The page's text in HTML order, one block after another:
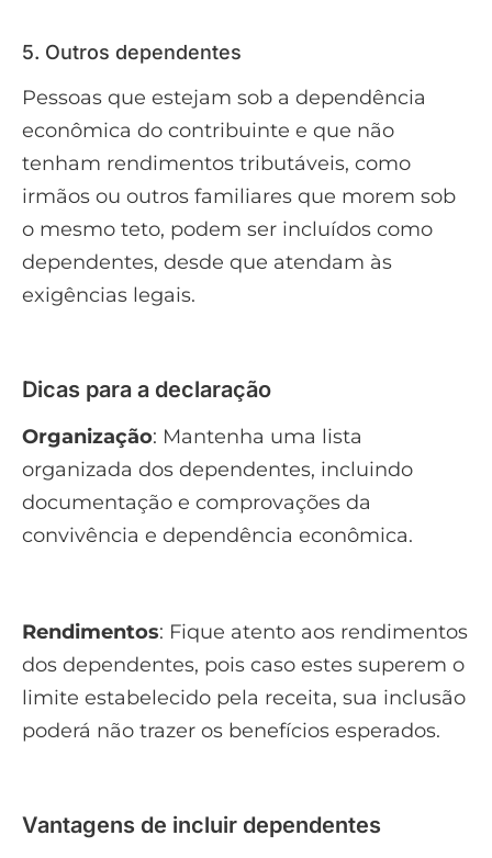
5. Outros dependentes
Pessoas que estejam sob a dependência
econômica do contribuinte e que não
tenham rendimentos tributáveis, como
irmãos ou outros familiares que morem sob
o mesmo teto, podem ser incluídos como
dependentes, desde que atendam às
exigências legais.
Dicas para a declaração
Organização: Mantenha uma lista
organizada dos dependentes, incluindo
documentação e comprovações da
convivência e dependência econômica.
Rendimentos: Fique atento aos rendimentos
dos dependentes, pois caso estes superem o
limite estabelecido pela receita, sua inclusão
poderá não trazer os benefícios esperados.
Vantagens de incluir dependentes